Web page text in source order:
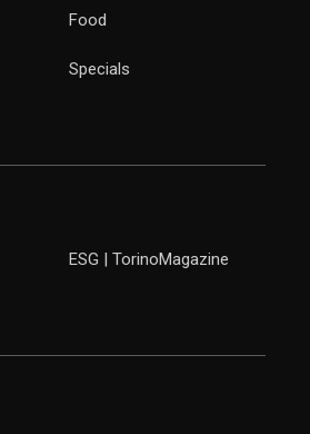
Food
Specials
ESG | TorinoMagazine